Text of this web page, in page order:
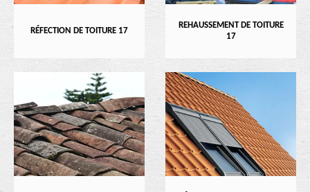
RÉFECTION DE TOITURE 17
REHAUSSEMENT DE TOITURE
17